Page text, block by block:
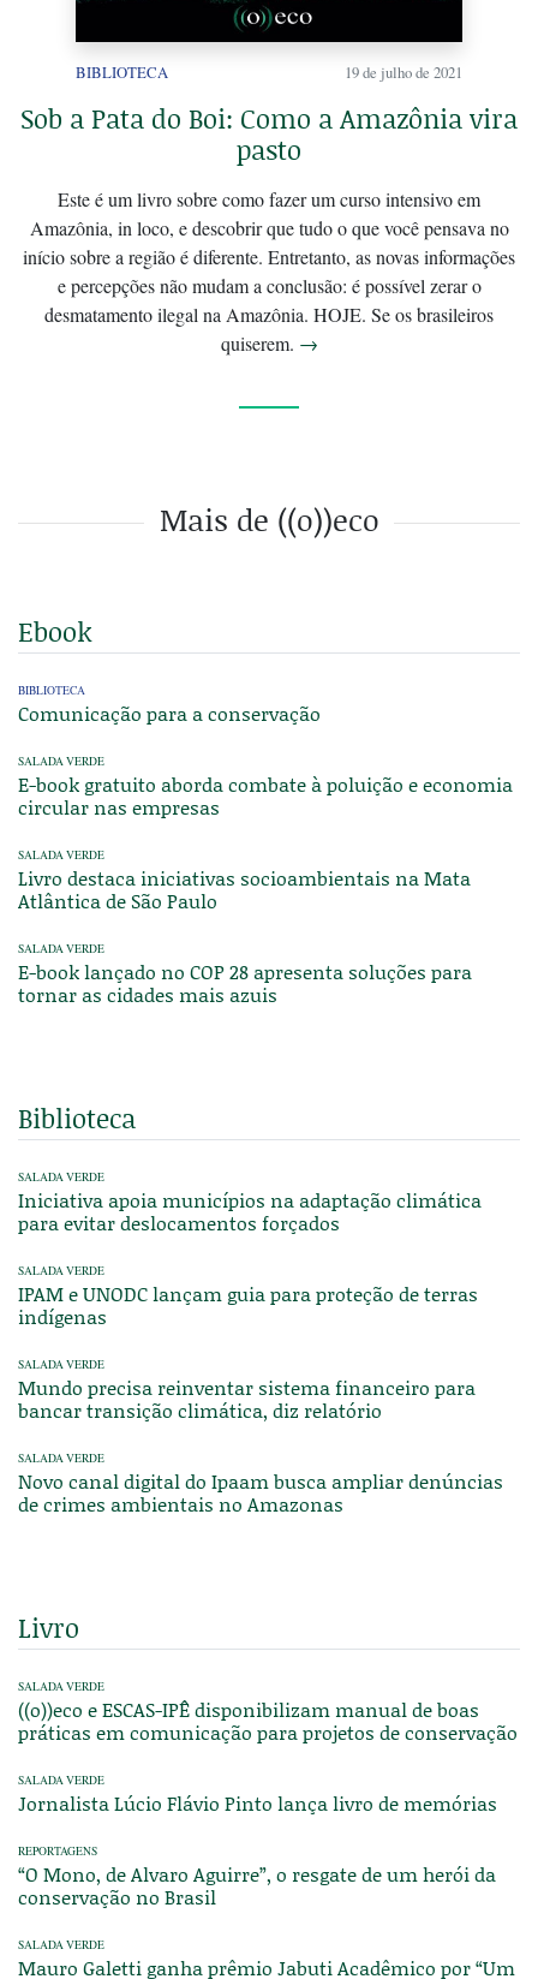
BIBLIOTECA 19 de julho de 2021
Sob a Pata do Boi: Como a Amazônia vira
pasto
Este é um livro sobre como fazer um curso intensivo em
Amazônia, in loco, e descobrir que tudo o que você pensava no
início sobre a região é diferente. Entretanto, as novas informações
e percepções não mudam a conclusão: é possível zerar o
desmatamento ilegal na Amazônia. HOJE. Se os brasileiros
quiserem. →
Mais de ((o))eco
Ebook
BIBLIOTECA
Comunicação para a conservação
SALADA VERDE
E-book gratuito aborda combate à poluição e economia
circular nas empresas
SALADA VERDE
Livro destaca iniciativas socioambientais na Mata
Atlântica de São Paulo
SALADA VERDE
E-book lançado no COP 28 apresenta soluções para
tornar as cidades mais azuis
Biblioteca
SALADA VERDE
Iniciativa apoia municípios na adaptação climática
para evitar deslocamentos forçados
SALADA VERDE
IPAM e UNODC lançam guia para proteção de terras
indígenas
SALADA VERDE
Mundo precisa reinventar sistema financeiro para
bancar transição climática, diz relatório
SALADA VERDE
Novo canal digital do Ipaam busca ampliar denúncias
de crimes ambientais no Amazonas
Livro
SALADA VERDE
((o))eco e ESCAS-IPÊ disponibilizam manual de boas
práticas em comunicação para projetos de conservação
SALADA VERDE
Jornalista Lúcio Flávio Pinto lança livro de memórias
REPORTAGENS
“O Mono, de Alvaro Aguirre”, o resgate de um herói da
conservação no Brasil
SALADA VERDE
Mauro Galetti ganha prêmio Jabuti Acadêmico por “Um